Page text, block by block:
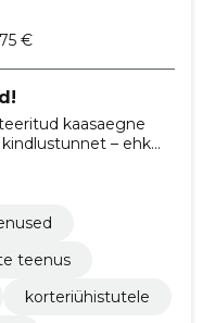
€
kaasaegne
– ehk
teenus
korteriühistutele